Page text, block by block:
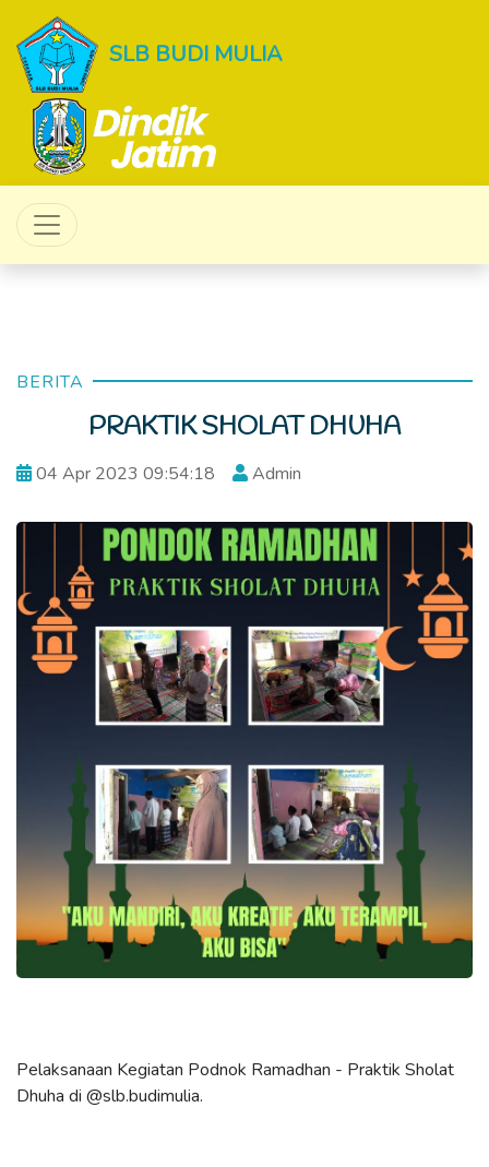
SLB BUDI MULIA
BERITA
PRAKTIK SHOLAT DHUHA
04 Apr 2023 09:54:18 Admin
Pelaksanaan Kegiatan Podnok Ramadhan - Praktik Sholat
Dhuha di @slb.budimulia.